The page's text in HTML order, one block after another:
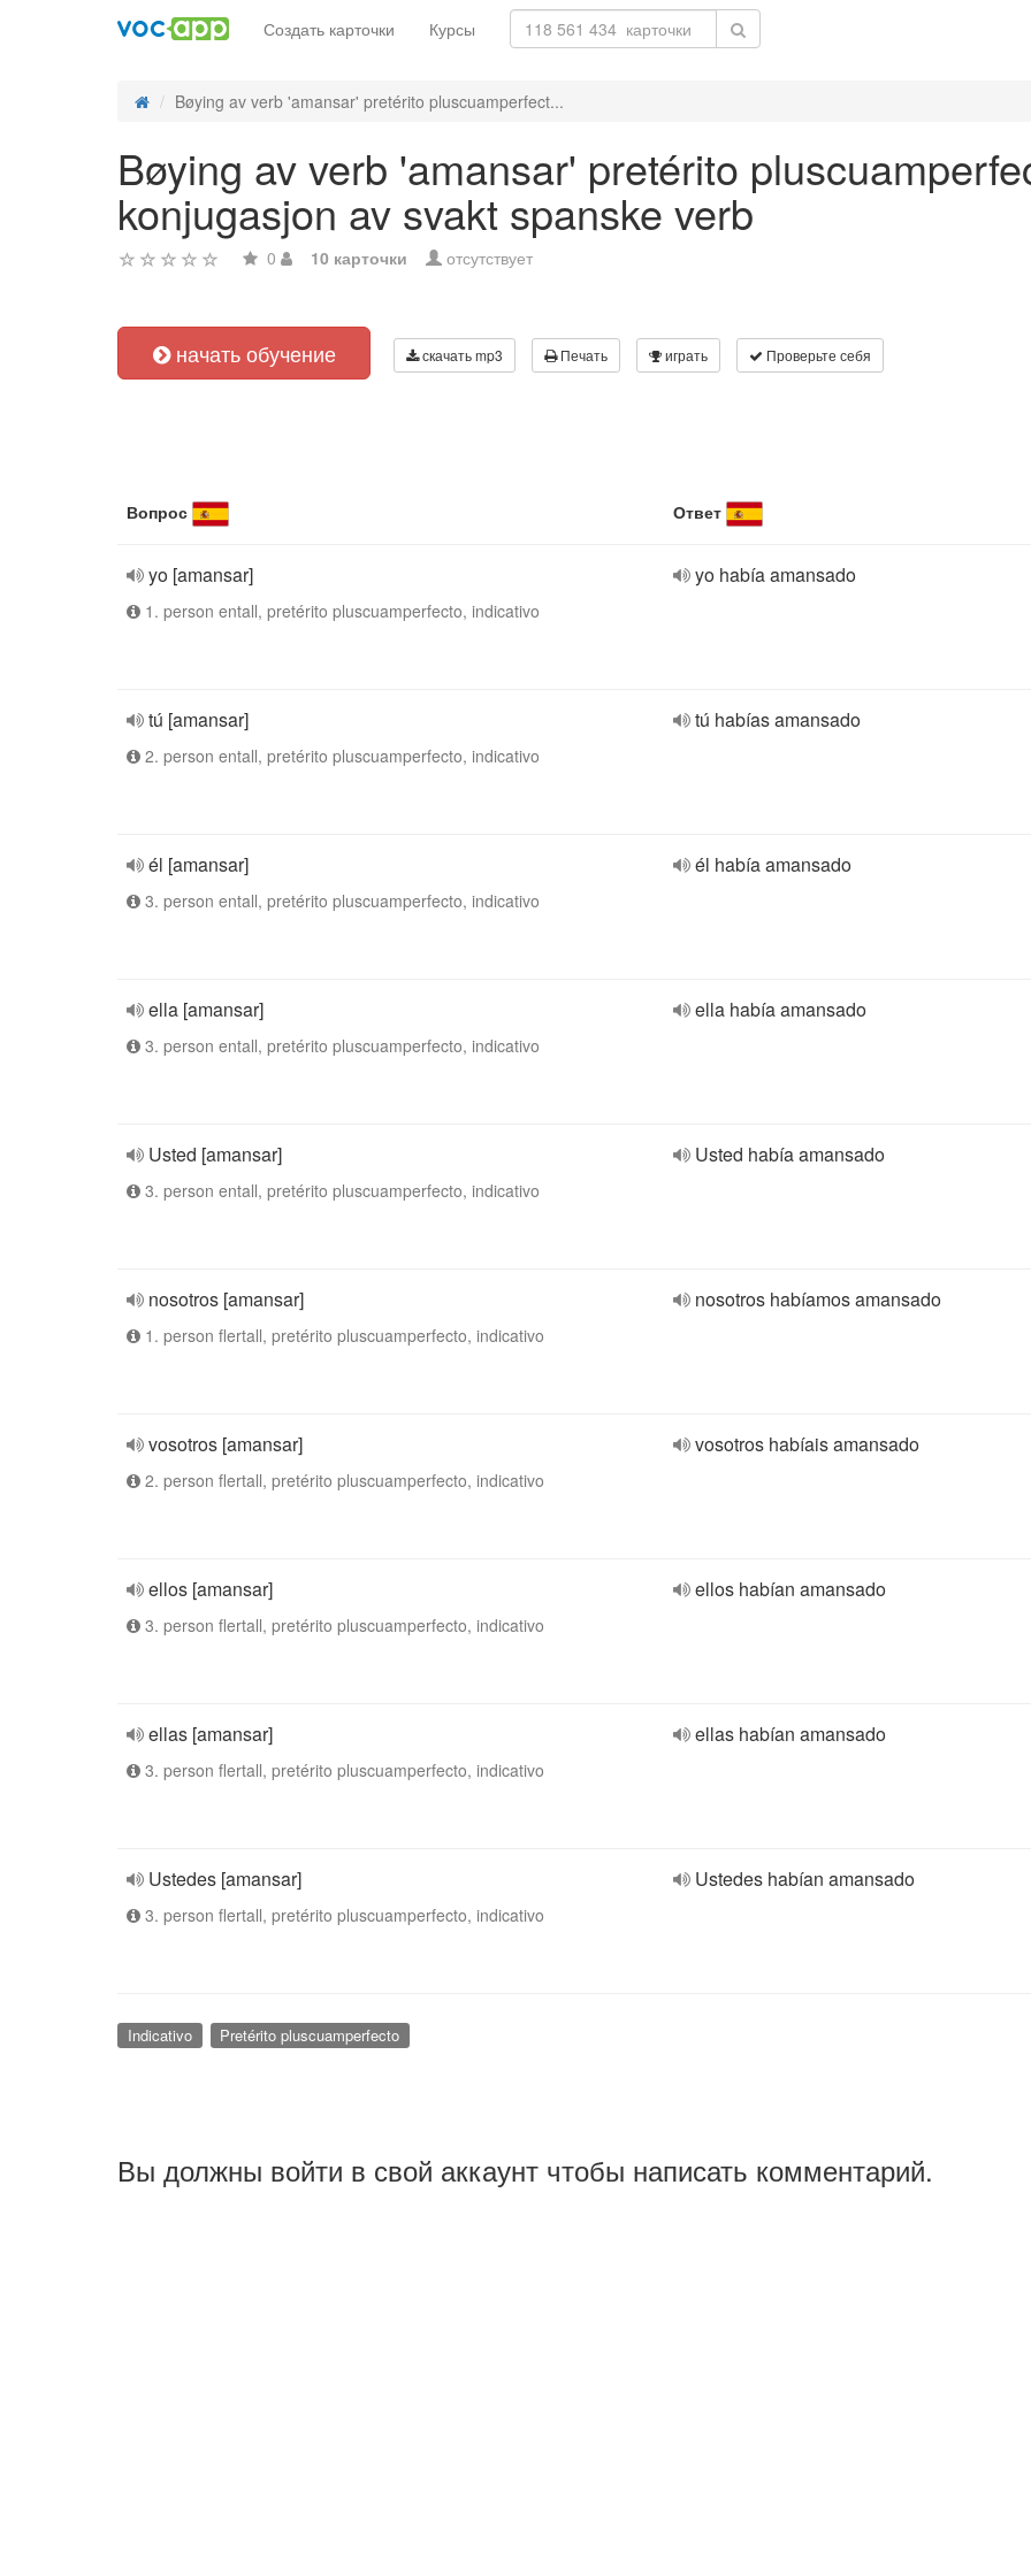
Создать карточки Курсы
Bøying av verb 'amansar' pretérito pluscuamperfect...
Bøying av verb 'amansar' pretérito
konjugasjon av svakt spanske verb
0 10 карточки отсутствует
начать обучение скачать mp3 Печать играть Проверьте себя
Вопрос Ответ
yo [amansar]
1. person entall, pretérito pluscuamperfecto, indicativo
yo había amansado
tú [amansar]
2. person entall, pretérito pluscuamperfecto, indicativo
tú habías amansado
él [amansar]
3. person entall, pretérito pluscuamperfecto, indicativo
él había amansado
ella [amansar]
3. person entall, pretérito pluscuamperfecto, indicativo
ella había amansado
Usted [amansar]
3. person entall, pretérito pluscuamperfecto, indicativo
Usted había amansado
nosotros [amansar]
1. person flertall, pretérito pluscuamperfecto, indicativo
nosotros habíamos amansado
vosotros [amansar]
2. person flertall, pretérito pluscuamperfecto, indicativo
vosotros habíais amansado
ellos [amansar]
3. person flertall, pretérito pluscuamperfecto, indicativo
ellos habían amansado
ellas [amansar]
3. person flertall, pretérito pluscuamperfecto, indicativo
ellas habían amansado
Ustedes [amansar]
3. person flertall, pretérito pluscuamperfecto, indicativo
Ustedes habían amansado
Indicativo Pretérito pluscuamperfecto
Вы должны войти в свой аккаунт чтобы написать комментарий.